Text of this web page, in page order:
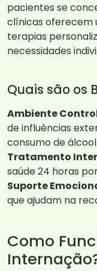
pacientes se
clínicas oferecem
terapias
necessidades
Quais são os
Ambiente
de influências
consumo de álcool.
Tratamento
saúde 24 horas
Suporte
que ajudam na
Como